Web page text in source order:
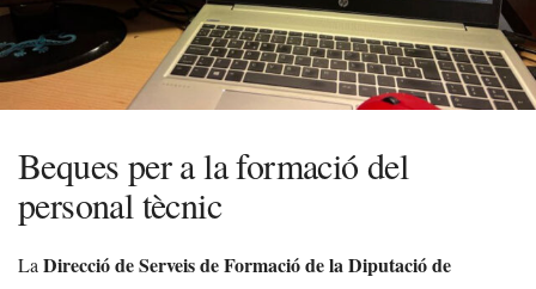
Beques per a la formació del
personal tècnic
La Direcció de Serveis de Formació de la Diputació de